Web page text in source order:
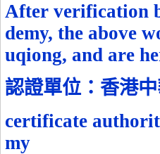
After verification
demy, the above
uqiong, and are
認證單位 ：香港
certificate
my